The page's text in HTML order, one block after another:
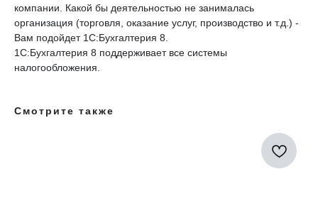
компании. Какой бы деятельностью не занималась
организация (торговля, оказание услуг, производство и т.д.) -
Вам подойдет 1С:Бухгалтерия 8.
1С:Бухгалтерия 8 поддерживает все системы
налогообложения.
Смотрите также